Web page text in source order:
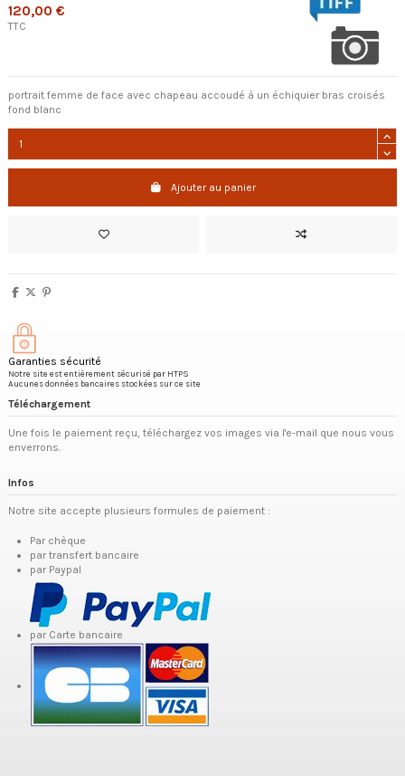
120,00 €
TTC
portrait femme de face avec chapeau accoudé à un échiquier bras croisés
fond blanc
Ajouter au panier
Garanties sécurité
Notre site est entièrement sécurisé par HTPS
Aucunes données bancaires stockées sur ce site
Téléchargement
Une fois le paiement reçu, téléchargez vos images via l'e-mail que nous vous
enverrons.
Infos
Notre site accepte plusieurs formules de paiement :
Par chèque
par transfert bancaire
par Paypal
par Carte bancaire